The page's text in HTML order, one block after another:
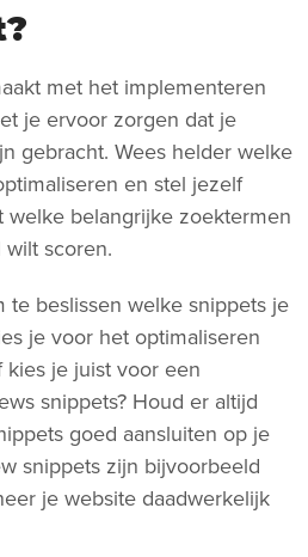
met het implementeren
je ervoor zorgen dat je
gebracht. Wees helder welke
en stel jezelf
welke belangrijke zoektermen
scoren.
te beslissen welke snippets je
je voor het optimaliseren
je juist voor een
snippets? Houd er altijd
goed aansluiten op je
snippets zijn bijvoorbeeld
je website daadwerkelijk